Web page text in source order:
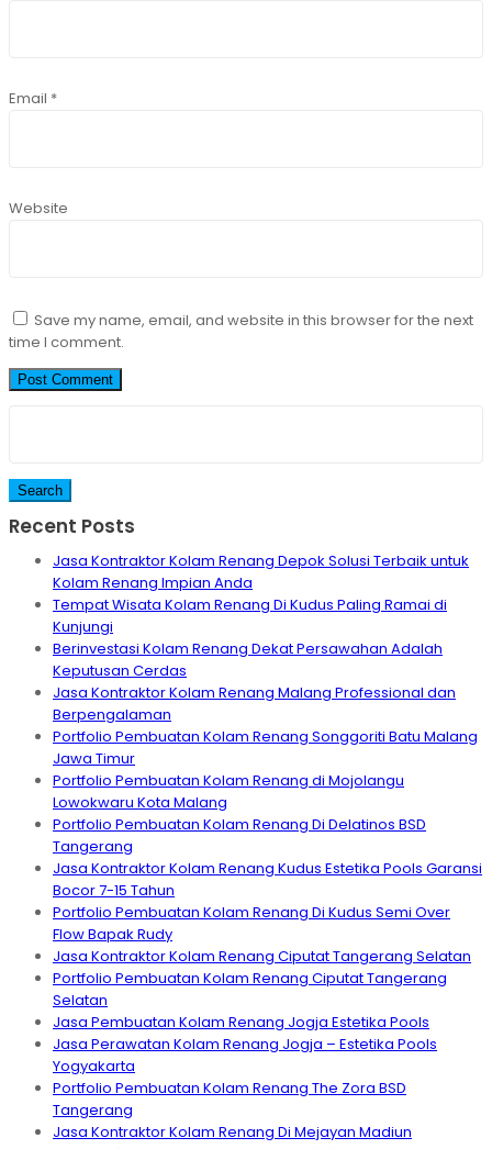
Email *
Website
Save my name, email, and website in this browser for the next
time I comment.
Recent Posts
Jasa Kontraktor Kolam Renang Depok Solusi Terbaik untuk
Kolam Renang Impian Anda
Tempat Wisata Kolam Renang Di Kudus Paling Ramai di
Kunjungi
Berinvestasi Kolam Renang Dekat Persawahan Adalah
Keputusan Cerdas
Jasa Kontraktor Kolam Renang Malang Professional dan
Berpengalaman
Portfolio Pembuatan Kolam Renang Songgoriti Batu Malang
Jawa Timur
Portfolio Pembuatan Kolam Renang di Mojolangu
Lowokwaru Kota Malang
Portfolio Pembuatan Kolam Renang Di Delatinos BSD
Tangerang
Jasa Kontraktor Kolam Renang Kudus Estetika Pools Garansi
Bocor 7-15 Tahun
Portfolio Pembuatan Kolam Renang Di Kudus Semi Over
Flow Bapak Rudy
Jasa Kontraktor Kolam Renang Ciputat Tangerang Selatan
Portfolio Pembuatan Kolam Renang Ciputat Tangerang
Selatan
Jasa Pembuatan Kolam Renang Jogja Estetika Pools
Jasa Perawatan Kolam Renang Jogja – Estetika Pools
Yogyakarta
Portfolio Pembuatan Kolam Renang The Zora BSD
Tangerang
Jasa Kontraktor Kolam Renang Di Mejayan Madiun